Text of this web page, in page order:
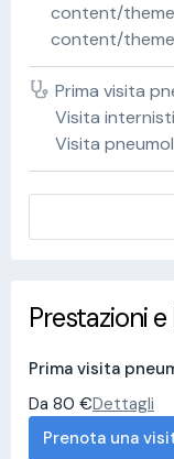
content/
content/
Prima visita
Visita
Visita
Prestazioni e
Prima visita
Da 80 €Dettagli
Prenota una